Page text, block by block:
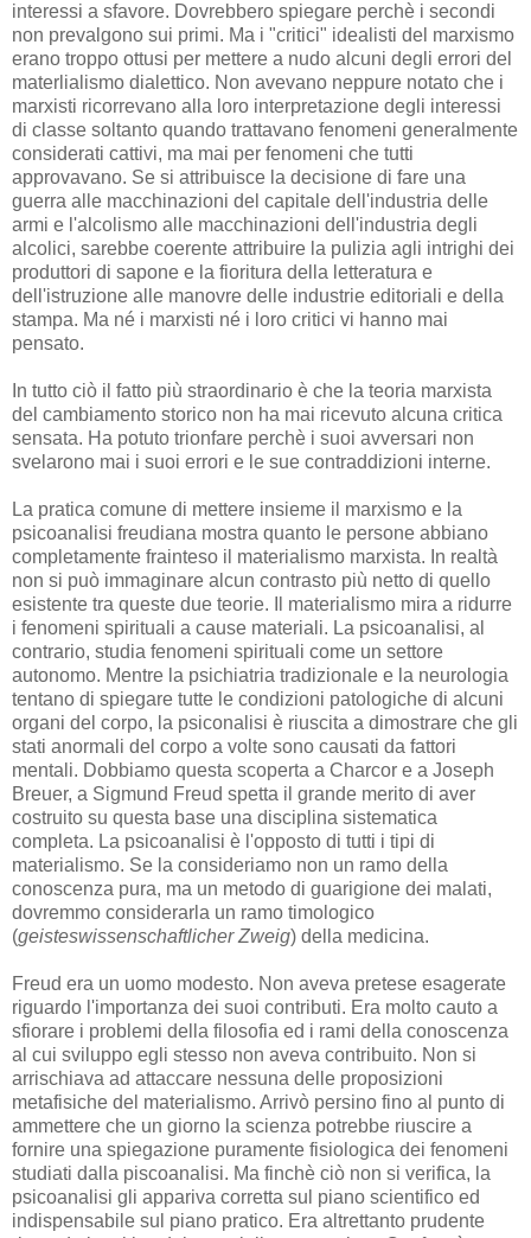
interessi a sfavore. Dovrebbero spiegare perchè i secondi
non prevalgono sui primi. Ma i "critici" idealisti del marxismo
erano troppo ottusi per mettere a nudo alcuni degli errori del
materlialismo dialettico. Non avevano neppure notato che i
marxisti ricorrevano alla loro interpretazione degli interessi
di classe soltanto quando trattavano fenomeni generalmente
considerati cattivi, ma mai per fenomeni che tutti
approvavano. Se si attribuisce la decisione di fare una
guerra alle macchinazioni del capitale dell'industria delle
armi e l'alcolismo alle macchinazioni dell'industria degli
alcolici, sarebbe coerente attribuire la pulizia agli intrighi dei
produttori di sapone e la fioritura della letteratura e
dell'istruzione alle manovre delle industrie editoriali e della
stampa. Ma né i marxisti né i loro critici vi hanno mai
pensato.
In tutto ciò il fatto più straordinario è che la teoria marxista
del cambiamento storico non ha mai ricevuto alcuna critica
sensata. Ha potuto trionfare perchè i suoi avversari non
svelarono mai i suoi errori e le sue contraddizioni interne.
La pratica comune di mettere insieme il marxismo e la
psicoanalisi freudiana mostra quanto le persone abbiano
completamente frainteso il materialismo marxista. In realtà
non si può immaginare alcun contrasto più netto di quello
esistente tra queste due teorie. Il materialismo mira a ridurre
i fenomeni spirituali a cause materiali. La psicoanalisi, al
contrario, studia fenomeni spirituali come un settore
autonomo. Mentre la psichiatria tradizionale e la neurologia
tentano di spiegare tutte le condizioni patologiche di alcuni
organi del corpo, la psiconalisi è riuscita a dimostrare che gli
stati anormali del corpo a volte sono causati da fattori
mentali. Dobbiamo questa scoperta a Charcor e a Joseph
Breuer, a Sigmund Freud spetta il grande merito di aver
costruito su questa base una disciplina sistematica
completa. La psicoanalisi è l'opposto di tutti i tipi di
materialismo. Se la consideriamo non un ramo della
conoscenza pura, ma un metodo di guarigione dei malati,
dovremmo considerarla un ramo timologico
(geisteswissenschaftlicher Zweig) della medicina.
Freud era un uomo modesto. Non aveva pretese esagerate
riguardo l'importanza dei suoi contributi. Era molto cauto a
sfiorare i problemi della filosofia ed i rami della conoscenza
al cui sviluppo egli stesso non aveva contribuito. Non si
arrischiava ad attaccare nessuna delle proposizioni
metafisiche del materialismo. Arrivò persino fino al punto di
ammettere che un giorno la scienza potrebbe riuscire a
fornire una spiegazione puramente fisiologica dei fenomeni
studiati dalla piscoanalisi. Ma finchè ciò non si verifica, la
psicoanalisi gli appariva corretta sul piano scientifico ed
indispensabile sul piano pratico. Era altrettanto prudente